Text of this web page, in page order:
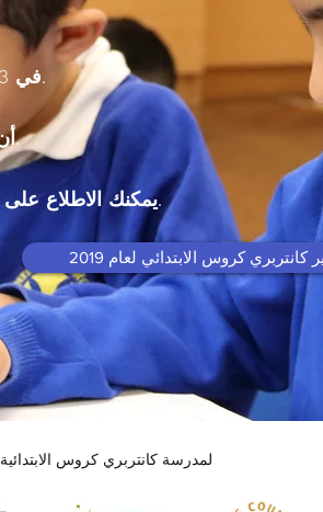
أقيم أحدث إصدار من Ofsted في 3 و 4 ديسمبر 2019.
صرح Ofsted أن كانتربري كروس هي مدرسة جيدة.
يمكنك الاطلاع على أحدث تقرير لدينا من خلال النقر على الرابط أدناه.
كانتربري كروس الابتدائي لعام 2019
© 2023 لمدرسة كانتربري كروس الابتدائية